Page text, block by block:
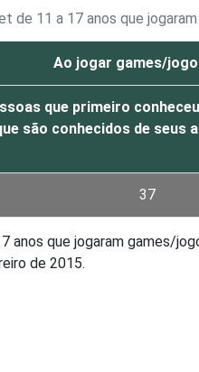
de 11 a 17 anos que
Ao jogar games/
que primeiro
são conhecidos de seus
37
anos que jogaram games/
de 2015.